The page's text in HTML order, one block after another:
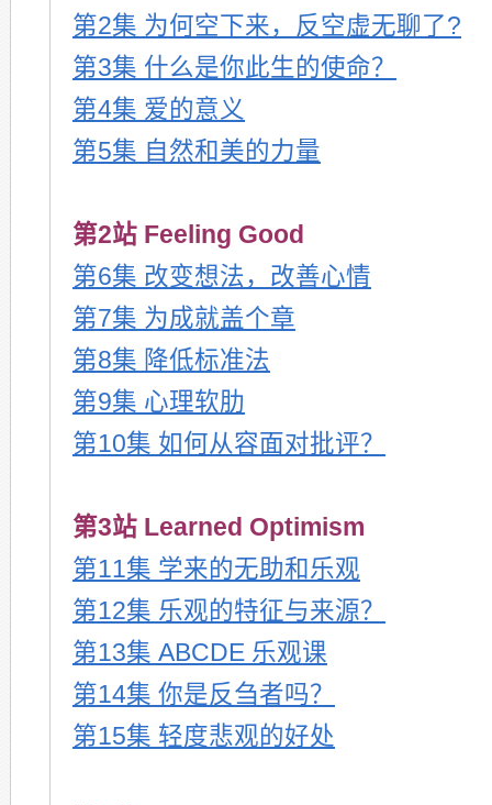
第2集 为何空下来，反空虚无聊了?
第3集 什么是你此生的使命？
第4集 爱的意义
第5集 自然和美的力量
第2站 Feeling Good
第6集 改变想法，改善心情
第7集 为成就盖个章
第8集 降低标准法
第9集 心理软肋
第10集 如何从容面对批评？
第3站 Learned Optimism
第11集 学来的无助和乐观
第12集 乐观的特征与来源？
第13集 ABCDE 乐观课
第14集 你是反刍者吗？
第15集 轻度悲观的好处